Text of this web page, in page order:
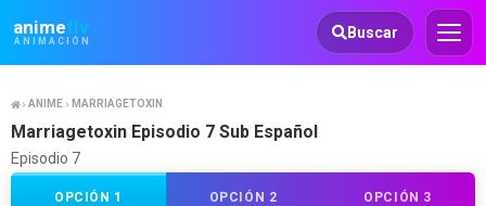
animeflv
ANIMACIÓN
Animeflv Buscar
ANIME MARRIAGETOXIN
Marriagetoxin Episodio 7 Sub Español
Episodio 7
OPCIÓN 1 OPCIÓN 2 OPCIÓN 3